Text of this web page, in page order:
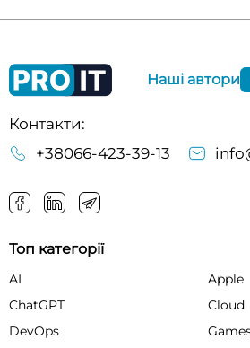
Контакти:
+38066-423-39-13
Наші автори
Топ категорії
AI
Apple
ChatGPT
Cloud
DevOps